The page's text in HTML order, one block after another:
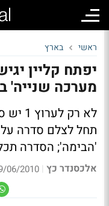
ראשי בארץ
יפתח קליין
מערכה שנייה'
לא
תחל לצלם סדרה על
'הבימה'; הסדרה תכלול 6
אלכסנדר כץ |
2010 15:06